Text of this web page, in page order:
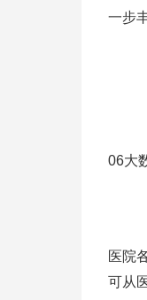
一步
06大
医院
可从